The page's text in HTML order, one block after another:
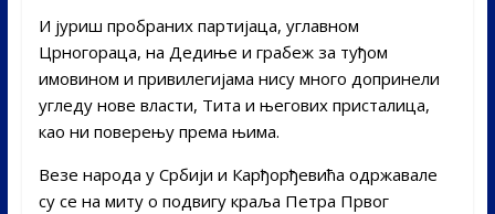
И јуриш пробраних партијаца, углавном
Црногораца, на Дедиње и грабеж за туђом
имовином и привилегијама нису много допринели
угледу нове власти, Тита и његових присталица,
као ни поверењу према њима.
Везе народа у Србији и Карђорђевића одржавале
су се на миту о подвигу краља Петра Првог